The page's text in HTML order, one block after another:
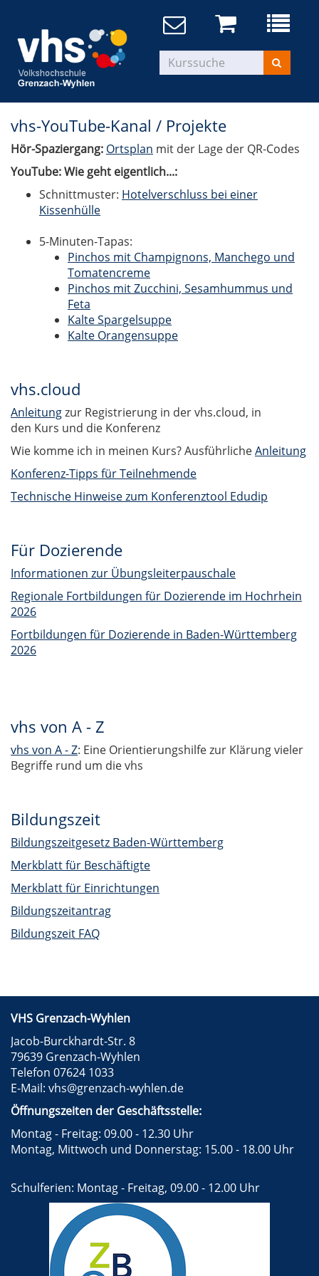
vhs-YouTube-Kanal / Projekte
Hör-Spaziergang: Ortsplan mit der Lage der QR-Codes
YouTube: Wie geht eigentlich...:
Schnittmuster: Hotelverschluss bei einer
Kissenhülle
5-Minuten-Tapas:
Pinchos mit Champignons, Manchego und
Tomatencreme
Pinchos mit Zucchini, Sesamhummus und
Feta
Kalte Spargelsuppe
Kalte Orangensuppe
vhs.cloud
Anleitungzur Registrierung in der vhs.cloud, in
den Kurs und die Konferenz
Wie komme ich in meinen Kurs? AusführlicheAnleitung
Konferenz-Tipps für Teilnehmende
Technische Hinweise zum Konferenztool Edudip
Für Dozierende
Informationen zur Übungsleiterpauschale
Regionale Fortbildungen für Dozierende im Hochrhein
2026
Fortbildungen für Dozierende in Baden-Württemberg
2026
vhs von A - Z
vhs von A - Z: Eine Orientierungshilfe zur Klärung vieler
Begriffe rund um die vhs
Bildungszeit
Bildungszeitgesetz Baden-Württemberg
Merkblatt für Beschäftigte
Merkblatt für Einrichtungen
Bildungszeitantrag
Bildungszeit FAQ
VHS Grenzach-Wyhlen
Jacob-Burckhardt-Str. 8
79639 Grenzach-Wyhlen
Telefon 07624 1033
E-Mail: vhs@grenzach-wyhlen.de
Öffnungszeiten der Geschäftsstelle:
Montag - Freitag: 09.00 - 12.30 Uhr
Montag, Mittwoch und Donnerstag: 15.00 - 18.00 Uhr
Schulferien: Montag - Freitag, 09.00 - 12.00 Uhr